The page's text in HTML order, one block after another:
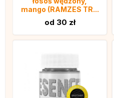
mango (RAMZES TR...
od 30 zł